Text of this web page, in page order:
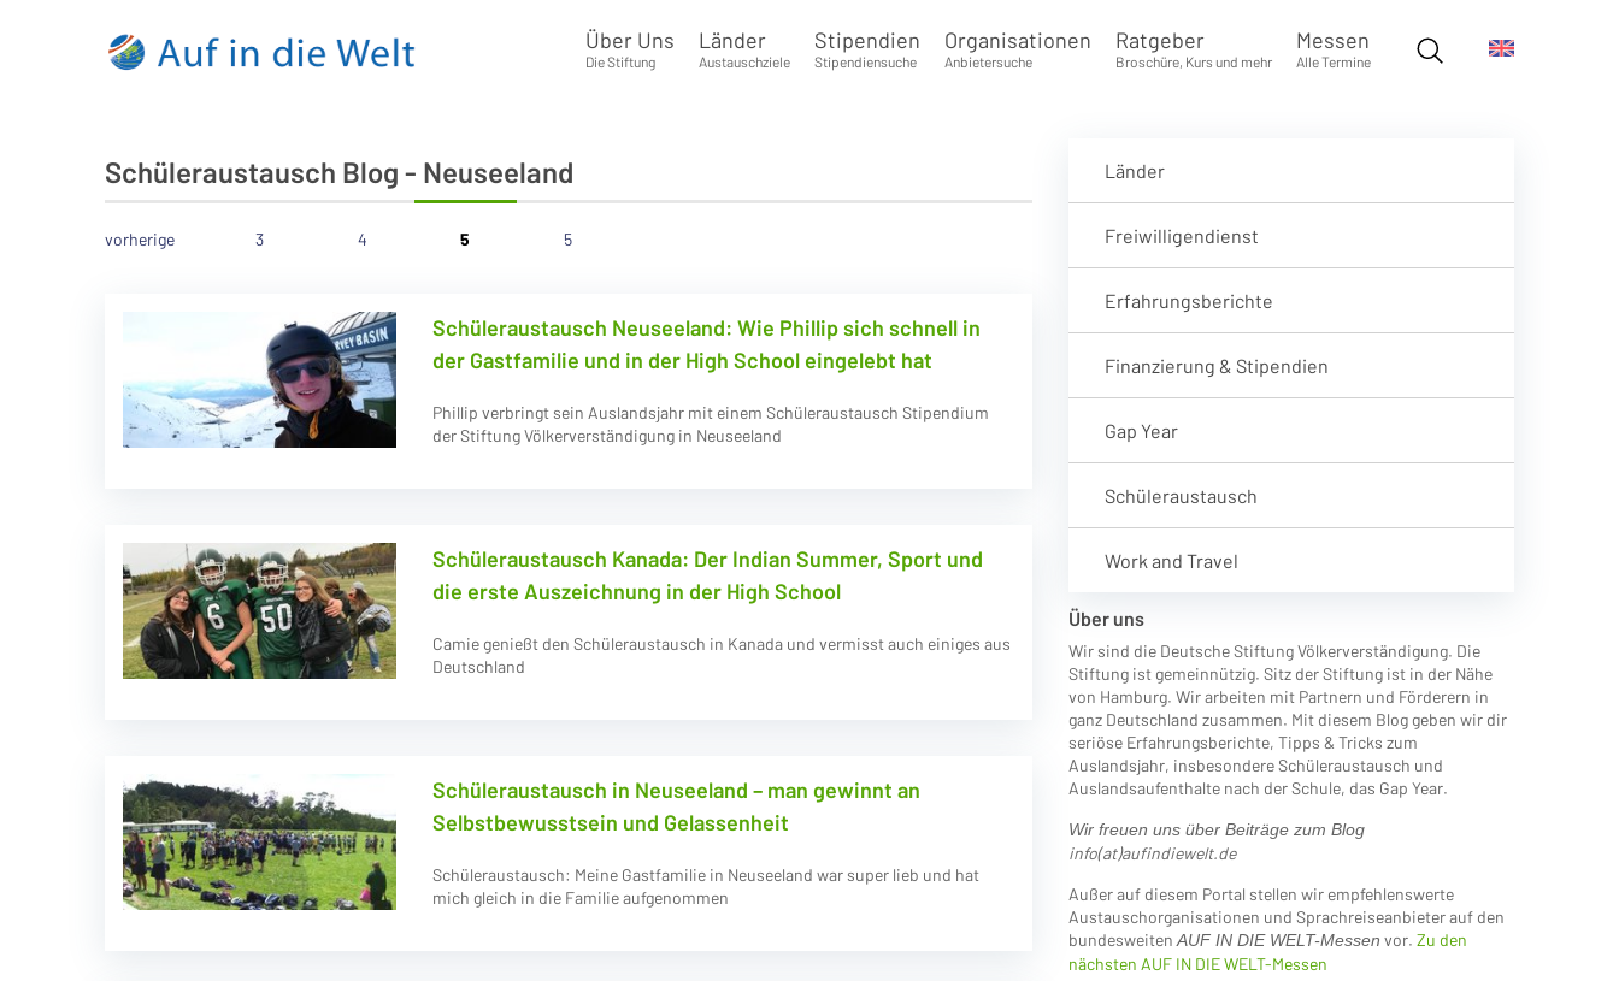
Über Uns
Die Stiftung
Länder
Austauschziele
Stipendien
Stipendiensuche
Organisationen
Anbietersuche
Ratgeber
Broschüre, Kurs und mehr
Messen
Alle Termine
Schüleraustausch Blog - Neuseeland
vorherige 3 4 5 5
Schüleraustausch Neuseeland: Wie Phillip sich schnell in
der Gastfamilie und in der High School eingelebt hat
Phillip verbringt sein Auslandsjahr mit einem Schüleraustausch Stipendium
der Stiftung Völkerverständigung in Neuseeland
Schüleraustausch Kanada: Der Indian Summer, Sport und
die erste Auszeichnung in der High School
Camie genießt den Schüleraustausch in Kanada und vermisst auch einiges aus
Deutschland
Schüleraustausch in Neuseeland – man gewinnt an
Selbstbewusstsein und Gelassenheit
Schüleraustausch: Meine Gastfamilie in Neuseeland war super lieb und hat
mich gleich in die Familie aufgenommen
Länder
Freiwilligendienst
Erfahrungsberichte
Finanzierung & Stipendien
Gap Year
Schüleraustausch
Work and Travel
Über uns
Wir sind die Deutsche Stiftung Völkerverständigung. Die
Stiftung ist gemeinnützig. Sitz der Stiftung ist in der Nähe
von Hamburg. Wir arbeiten mit Partnern und Förderern in
ganz Deutschland zusammen. Mit diesem Blog geben wir dir
seriöse Erfahrungsberichte, Tipps & Tricks zum
Auslandsjahr, insbesondere Schüleraustausch und
Auslandsaufenthalte nach der Schule, das Gap Year.
Wir freuen uns über Beiträge zum Blog
info(at)aufindiewelt.de
Außer auf diesem Portal stellen wir empfehlenswerte
Austauschorganisationen und Sprachreiseanbieter auf den
bundesweiten AUF IN DIE WELT-Messen vor. Zu den
nächsten AUF IN DIE WELT-Messen